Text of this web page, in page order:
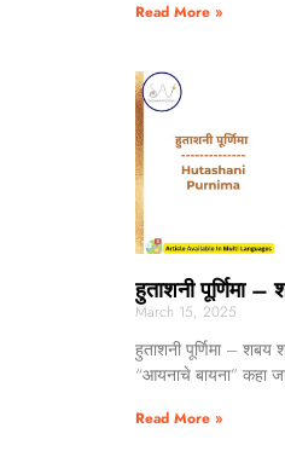
Read More »
हुताशनी पूर्णिमा
March 15, 2025
हुताशनी पूर्णिमा –
“आयनाचे बायना” कहा
Read More »